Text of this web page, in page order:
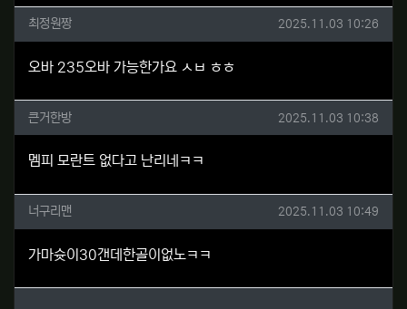
최정원짱님의 댓글
최정원짱 작성일
2025.11.03 10:26
오바 235오바 가능한가요 ㅅㅂ ㅎㅎ
큰거한방님의 댓글
큰거한방 작성일
2025.11.03 10:38
멤피 모란트 없다고 난리네ㅋㅋ
너구리맨님의 댓글
너구리맨 작성일
2025.11.03 10:49
가마슛이30갠데한골이없노ㅋㅋ